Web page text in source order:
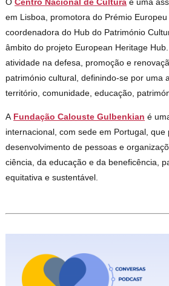
em Lisboa, promotora do Prémio
coordenadora do Hub do Património
âmbito do projeto European Heritage
atividade na defesa, promoção e
património cultural, definindo-se por uma
território, comunidade, educação,
A Fundação Calouste Gulbenkian é
internacional, com sede em Portugal, que
desenvolvimento de pessoas e
ciência, da educação e da beneficência,
equitativa e sustentável.